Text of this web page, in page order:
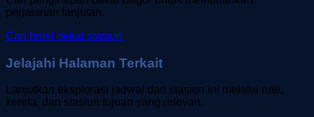
perjalanan lanjutan.
Cari hotel dekat stasiun
Jelajahi Halaman Terkait
Lanjutkan eksplorasi jadwal dari stasiun ini melalui rute,
kereta, dan stasiun tujuan yang relevan.